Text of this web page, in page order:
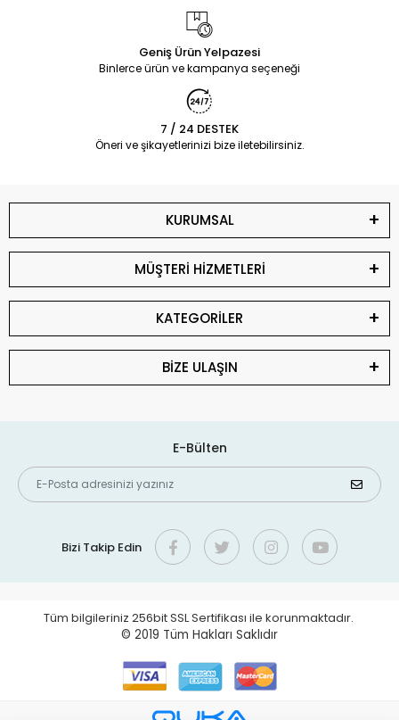
Geniş Ürün Yelpazesi
Binlerce ürün ve kampanya seçeneği
7 / 24 DESTEK
Öneri ve şikayetlerinizi bize iletebilirsiniz.
KURUMSAL
MÜŞTERİ HİZMETLERİ
KATEGORİLER
BİZE ULAŞIN
E-Bülten
Bizi Takip Edin
Tüm bilgileriniz 256bit SSL Sertifikası ile korunmaktadır.
© 2019 Tüm Hakları Saklıdır